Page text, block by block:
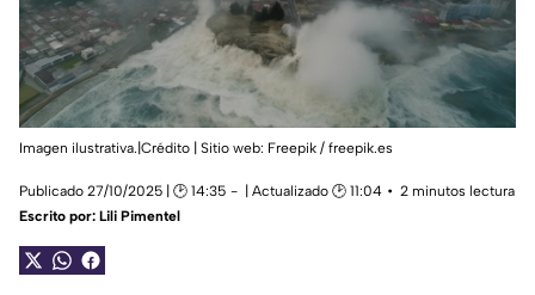
Imagen ilustrativa.|Crédito | Sitio web: Freepik / freepik.es
Publicado 27/10/2025 | 🕑 14:35 | Actualizado 🕑 11:04
2 minutos lectura
Escrito por: Lili Pimentel